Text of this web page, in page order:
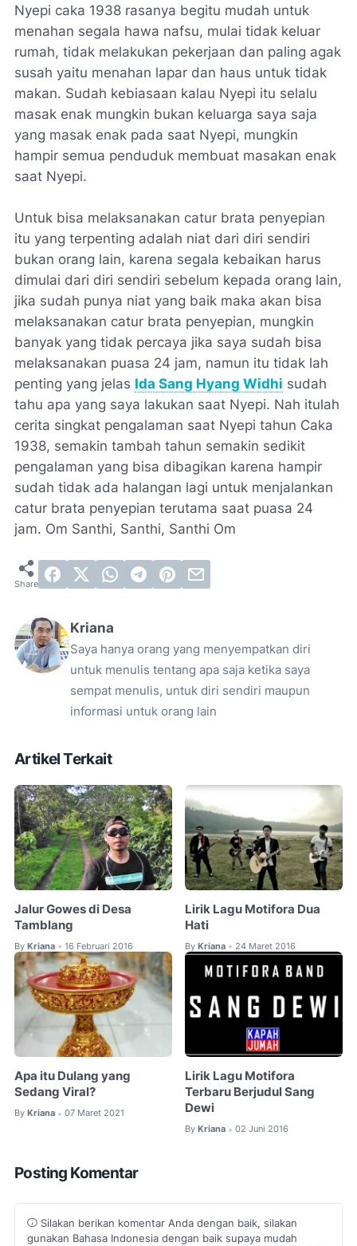
Nyepi caka 1938 rasanya begitu mudah untuk
menahan segala hawa nafsu, mulai tidak keluar
rumah, tidak melakukan pekerjaan dan paling agak
susah yaitu menahan lapar dan haus untuk tidak
makan. Sudah kebiasaan kalau Nyepi itu selalu
masak enak mungkin bukan keluarga saya saja
yang masak enak pada saat Nyepi, mungkin
hampir semua penduduk membuat masakan enak
saat Nyepi.
Untuk bisa melaksanakan catur brata penyepian
itu yang terpenting adalah niat dari diri sendiri
bukan orang lain, karena segala kebaikan harus
dimulai dari diri sendiri sebelum kepada orang lain,
jika sudah punya niat yang baik maka akan bisa
melaksanakan catur brata penyepian, mungkin
banyak yang tidak percaya jika saya sudah bisa
melaksanakan puasa 24 jam, namun itu tidak lah
penting yang jelas Ida Sang Hyang Widhi sudah
tahu apa yang saya lakukan saat Nyepi. Nah itulah
cerita singkat pengalaman saat Nyepi tahun Caka
1938, semakin tambah tahun semakin sedikit
pengalaman yang bisa dibagikan karena hampir
sudah tidak ada halangan lagi untuk menjalankan
catur brata penyepian terutama saat puasa 24
jam. Om Santhi, Santhi, Santhi Om
Kriana
Saya hanya orang yang menyempatkan diri
untuk menulis tentang apa saja ketika saya
sempat menulis, untuk diri sendiri maupun
informasi untuk orang lain
Artikel Terkait
Jalur Gowes di Desa
Tamblang
By Kriana • 16 Februari 2016
Lirik Lagu Motifora Dua
Hati
By Kriana • 24 Maret 2016
Apa itu Dulang yang
Sedang Viral?
By Kriana • 07 Maret 2021
Lirik Lagu Motifora
Terbaru Berjudul Sang
Dewi
By Kriana • 02 Juni 2016
Posting Komentar
Silakan berikan komentar Anda dengan baik, silakan
gunakan Bahasa Indonesia dengan baik supaya mudah